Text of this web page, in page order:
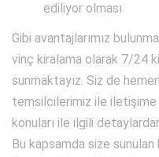
ediliyor olması
Gibi avantajlarımız
vinç kiralama olarak 7/24
sunmaktayız. Siz de
temsilcilerimiz ile iletişime
konuları ile ilgili
Bu kapsamda size